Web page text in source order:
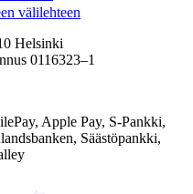
välilehteen
Helsinki
0116323–1
Apple Pay, S-Pankki,
Säästöpankki,